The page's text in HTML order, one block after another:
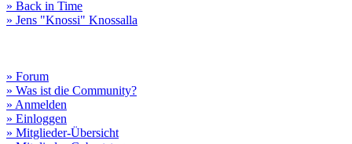
» Back in Time
» Jens "Knossi" Knossalla
» Forum
» Was ist die Community?
» Anmelden
» Einloggen
» Mitglieder-Übersicht